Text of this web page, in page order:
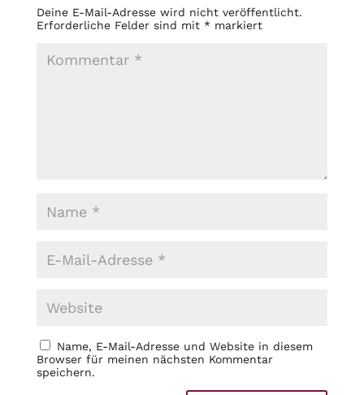
Deine E-Mail-Adresse wird nicht veröffentlicht.
Erforderliche Felder sind mit *markiert
Name, E-Mail-Adresse und Website in diesem
Browser für meinen nächsten Kommentar
speichern.